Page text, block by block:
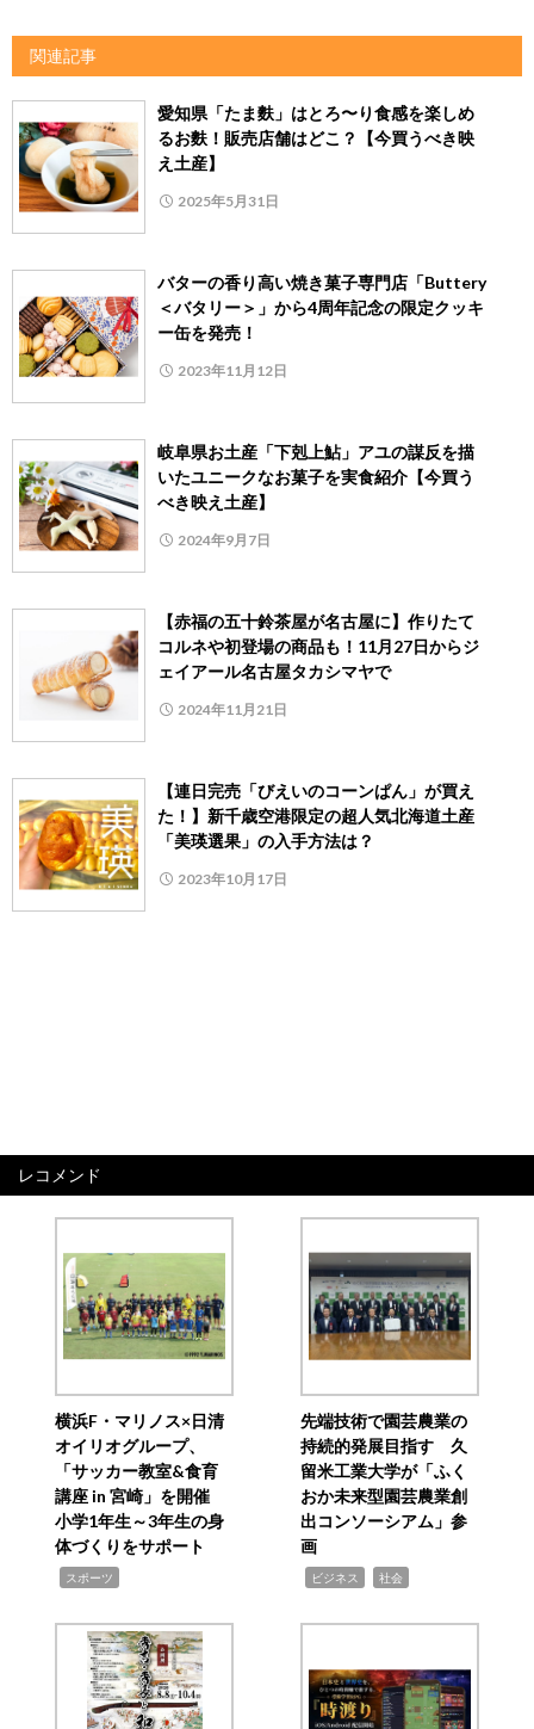
関連記事
愛知県「たま麩」はとろ〜り食感を楽しめ
るお麩！販売店舗はどこ？【今買うべき映
え土産】
2025年5月31日
バターの香り高い焼き菓子専門店「Buttery
＜バタリー＞」から4周年記念の限定クッキ
ー缶を発売！
2023年11月12日
岐阜県お土産「下剋上鮎」アユの謀反を描
いたユニークなお菓子を実食紹介【今買う
べき映え土産】
2024年9月7日
【赤福の五十鈴茶屋が名古屋に】作りたて
コルネや初登場の商品も！11月27日からジ
ェイアール名古屋タカシマヤで
2024年11月21日
【連日完売「びえいのコーンぱん」が買え
た！】新千歳空港限定の超人気北海道土産
「美瑛選果」の入手方法は？
2023年10月17日
レコメンド
横浜F・マリノス×日清
オイリオグループ、
「サッカー教室&食育
講座 in 宮崎」を開催
小学1年生～3年生の身
体づくりをサポート
スポーツ
先端技術で園芸農業の
持続的発展目指す 久
留米工業大学が「ふく
おか未来型園芸農業創
出コンソーシアム」参
画
ビジネス 社会